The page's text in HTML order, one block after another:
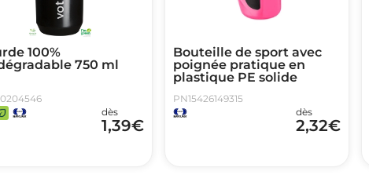
100%
750 ml
dès
1,39€
Bouteille de sport avec
poignée pratique en
plastique PE solide
PN15426149315
dès
2,32€